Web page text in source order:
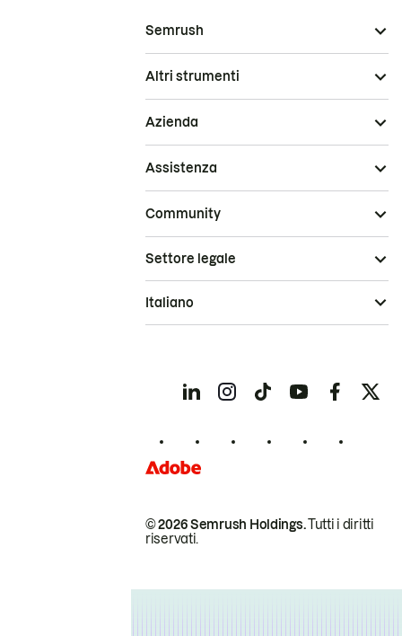
Semrush
Altri strumenti
Azienda
Assistenza
Community
© 2026 Semrush Holdings.Tutti i diritti
riservati.
Settore legale
Italiano